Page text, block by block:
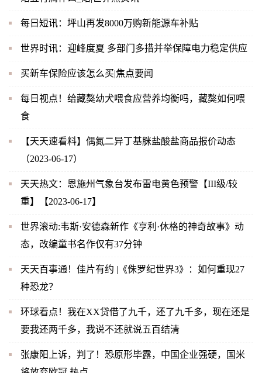
每日短讯：坪山再发8000万购新能源车补贴
世界时讯：迎峰度夏 多部门多措并举保障电力稳定供应
买新车保险应该怎么买|焦点要闻
每日视点！给藏獒幼犬喂食应营养均衡吗，藏獒如何喂
食
【天天速看料】偶氮二异丁基脒盐酸盐商品报价动态
（2023-06-17）
天天热文：恩施州气象台发布雷电黄色预警【III级/较
重】【2023-06-17】
世界滚动:韦斯·安德森新作《亨利·休格的神奇故事》动
态，改编童书名作仅有37分钟
天天百事通！佳片有约 |《侏罗纪世界3》：如何重现27
种恐龙？
环球看点！我在XX贷借了九千，还了九千多，现在还是
要我还两千多，我说不还就说五百结清
张康阳上诉，判了！恐原形毕露，中国企业强硬，国米